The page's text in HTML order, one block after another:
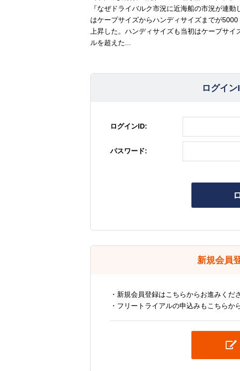
『なぜドライバルク市況に近海船の市況が連
はケープサイズからハンディサイズまでが
上昇した。ハンディサイズも当初はケープサ
ルを超えた...
ログイ
ログインID:
パスワード:
新規会員
・新規会員登録はこちらからお進みくだ
・フリートライアルの申込みもこちらから